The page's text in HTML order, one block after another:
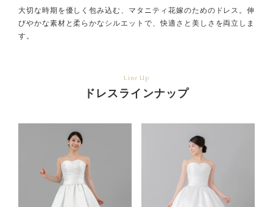
大切な時期を優しく包み込む、マタニティ花嫁のためのドレス。伸
びやかな素材と柔らかなシルエットで、快適さと美しさを両立しま
す。
Line Up
ドレスラインナップ